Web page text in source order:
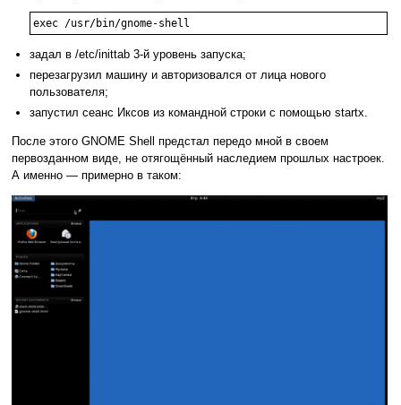
exec /usr/bin/gnome-shell
задал в /etc/inittab 3-й уровень запуска;
перезагрузил машину и авторизовался от лица нового
пользователя;
запустил сеанс Иксов из командной строки с помощью startx.
После этого GNOME Shell предстал передо мной в своем
первозданном виде, не отягощённый наследием прошлых настроек.
А именно — примерно в таком: